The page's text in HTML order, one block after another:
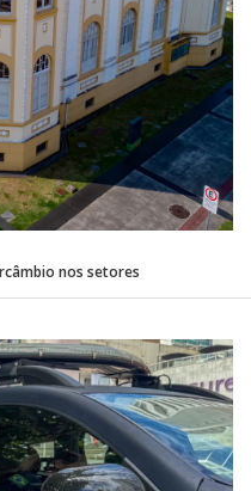
nos setores